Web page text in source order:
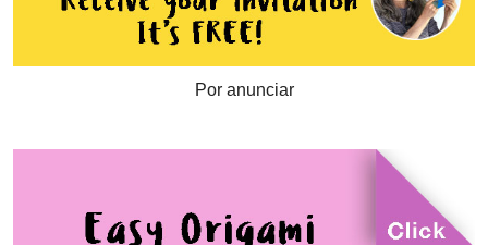
Por anunciar